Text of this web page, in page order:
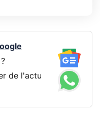
de l'actu